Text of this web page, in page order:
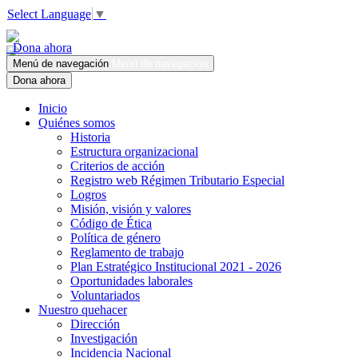
Select Language ▼
Dona ahora
Menú de navegación
Dona ahora
Inicio
Quiénes somos
Historia
Estructura organizacional
Criterios de acción
Registro web Régimen Tributario Especial
Logros
Misión, visión y valores
Código de Ética
Política de género
Reglamento de trabajo
Plan Estratégico Institucional 2021 - 2026
Oportunidades laborales
Voluntariados
Nuestro quehacer
Dirección
Investigación
Incidencia Nacional